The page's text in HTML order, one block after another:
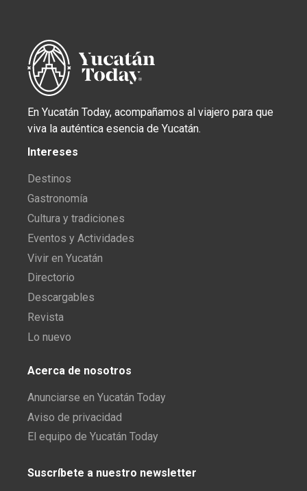
En Yucatán Today, acompañamos al viajero para que
viva la auténtica esencia de Yucatán.
Intereses
Destinos
Gastronomía
Cultura y tradiciones
Eventos y Actividades
Vivir en Yucatán
Directorio
Descargables
Revista
Lo nuevo
Acerca de nosotros
Anunciarse en Yucatán Today
Aviso de privacidad
El equipo de Yucatán Today
Suscríbete a nuestro newsletter